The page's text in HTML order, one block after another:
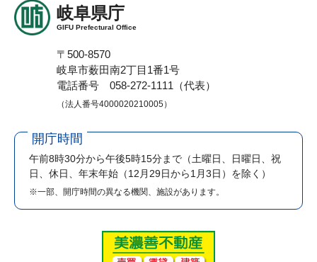
岐阜県庁
GIFU Prefectural Office
〒500-8570
岐阜市薮田南2丁目1番1号
電話番号 058-272-1111（代表）
（法人番号4000020210005）
開庁時間
午前8時30分から午後5時15分まで （土曜日、日曜日、祝
日、休日、年末年始（12月29日から1月3日）を除く）
※一部、開庁時間の異なる機関、施設があります。